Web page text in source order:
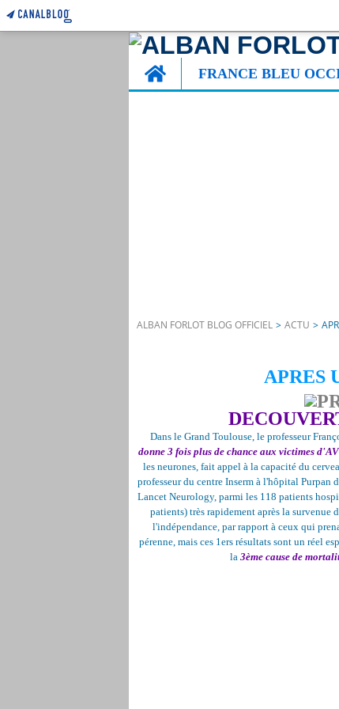
Home
ALBAN FORLOT BLOG OFFICIEL > ACTU >
APRES
Dans le Grand Toulouse, le professeur
donne 3 fois plus de chance aux victimes
les neurones, fait appel à la capacité du
professeur du centre Inserm à l'hôpital Purpan
Lancet Neurology, parmi les 118 patients
patients) très rapidement après la
l'indépendance, par rapport à ceux qui
pérenne, mais ces 1ers résultats sont un réel
la 3ème cause de